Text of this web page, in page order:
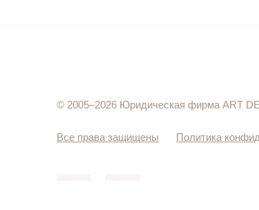
© 2005–2026 Юридическая фирма ART
Все права защищены Политика